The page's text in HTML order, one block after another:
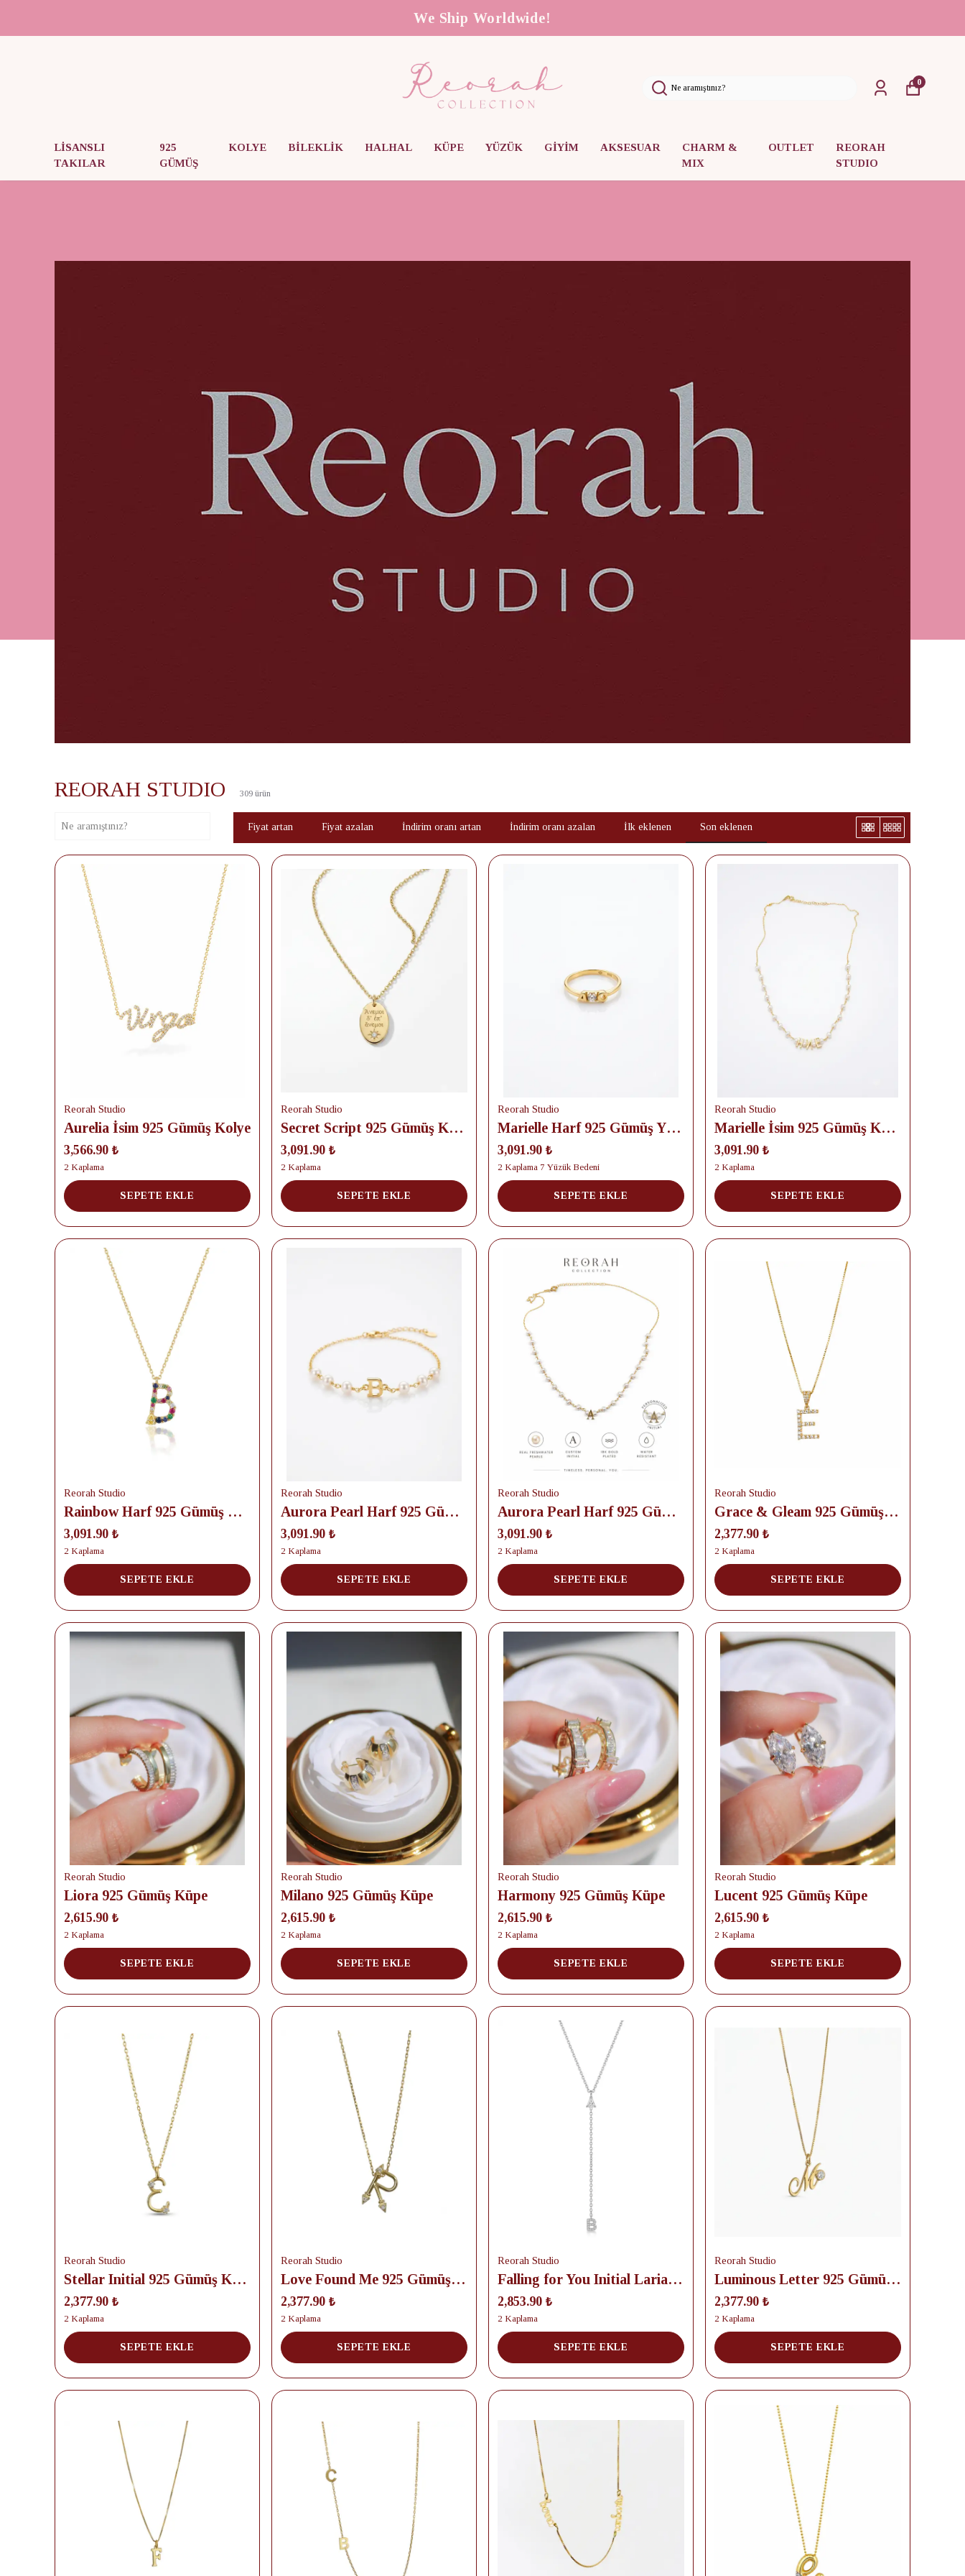
We Ship Worldwide!
LİSANSLI
TAKILAR
925
GÜMÜŞ
KOLYE BİLEKLİK HALHAL KÜPE YÜZÜK GİYİM AKSESUAR
CHARM &
MIX
OUTLET
REORAH
STUDIO
0
REORAH STUDIO 309 ürün
Fiyat artan Fiyat azalan İndirim oranı artan İndirim oranı azalan İlk eklenen Son eklenen
Reorah Studio
Aurelia İsim 925 Gümüş Kolye
3,566.90 ₺
2 Kaplama
SEPETE EKLE
Reorah Studio
Secret Script 925 Gümüş Kolye
3,091.90 ₺
2 Kaplama
SEPETE EKLE
Reorah Studio
Marielle Harf 925 Gümüş Yüzük
3,091.90 ₺
2 Kaplama 7 Yüzük Bedeni
SEPETE EKLE
Reorah Studio
Marielle İsim 925 Gümüş Kolye
3,091.90 ₺
2 Kaplama
SEPETE EKLE
Reorah Studio
Rainbow Harf 925 Gümüş Kolye
3,091.90 ₺
2 Kaplama
SEPETE EKLE
Reorah Studio
Aurora Pearl Harf 925 Gümüş Bileklik
3,091.90 ₺
2 Kaplama
SEPETE EKLE
Reorah Studio
Aurora Pearl Harf 925 Gümüş Kolye
3,091.90 ₺
2 Kaplama
SEPETE EKLE
Reorah Studio
Grace & Gleam 925 Gümüş Kolye
2,377.90 ₺
2 Kaplama
SEPETE EKLE
Reorah Studio
Liora 925 Gümüş Küpe
2,615.90 ₺
2 Kaplama
SEPETE EKLE
Reorah Studio
Milano 925 Gümüş Küpe
2,615.90 ₺
2 Kaplama
SEPETE EKLE
Reorah Studio
Harmony 925 Gümüş Küpe
2,615.90 ₺
2 Kaplama
SEPETE EKLE
Reorah Studio
Lucent 925 Gümüş Küpe
2,615.90 ₺
2 Kaplama
SEPETE EKLE
Reorah Studio
Stellar Initial 925 Gümüş Kolye
2,377.90 ₺
2 Kaplama
SEPETE EKLE
Reorah Studio
Love Found Me 925 Gümüş Kolye
2,377.90 ₺
2 Kaplama
SEPETE EKLE
Reorah Studio
Falling for You Initial Lariat 925 Gümüş Kolye
2,853.90 ₺
2 Kaplama
SEPETE EKLE
Reorah Studio
Luminous Letter 925 Gümüş Kolye
2,377.90 ₺
2 Kaplama
SEPETE EKLE